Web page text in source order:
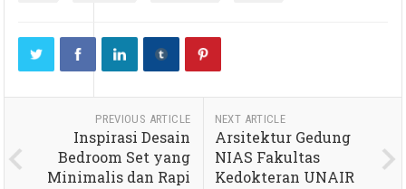
PREVIOUS ARTICLE
Inspirasi Desain
Bedroom Set yang
Minimalis dan Rapi
NEXT ARTICLE
Arsitektur Gedung
NIAS Fakultas
Kedokteran UNAIR